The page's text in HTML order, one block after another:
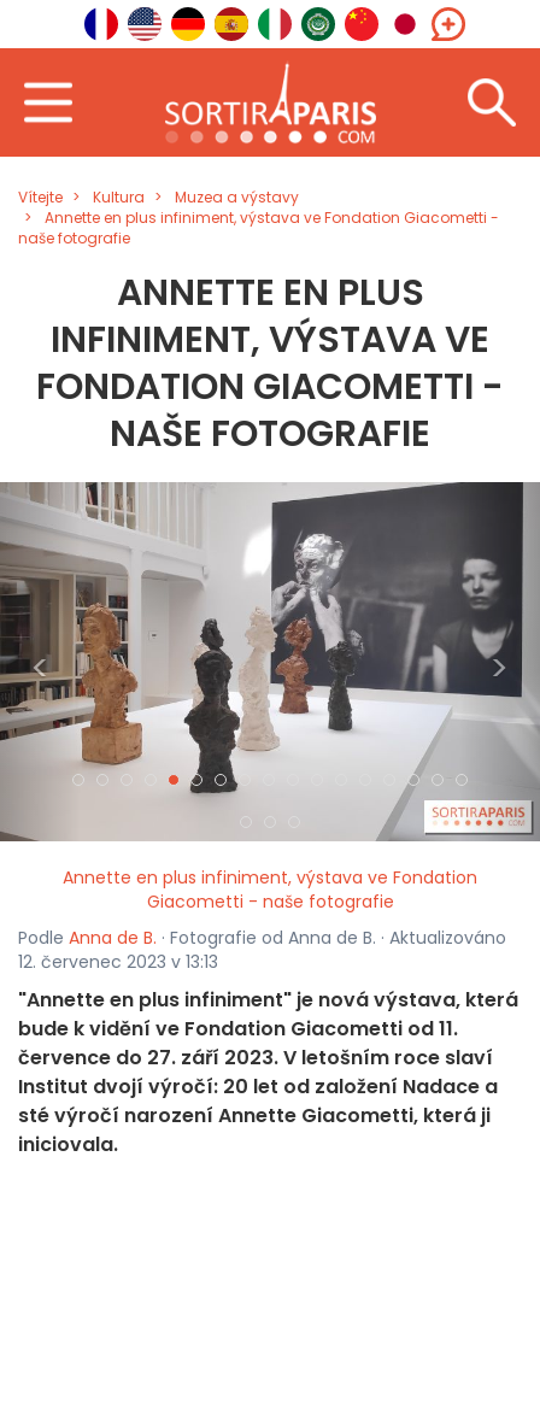
Vítejte Kultura
Muzea a výstavy
Annette en plus infiniment, výstava ve Fondation Giacometti -
naše fotografie
ANNETTE EN PLUS
INFINIMENT, VÝSTAVA VE
FONDATION GIACOMETTI -
NAŠE FOTOGRAFIE
< >
Annette en plus infiniment, výstava ve Fondation
Giacometti - naše fotografie
Podle Anna de B. · Fotografie od Anna de B. · Aktualizováno
12. červenec 2023 v 13:13
"Annette en plus infiniment" je nová výstava, která
bude k vidění ve Fondation Giacometti od 11.
července do 27. září 2023. V letošním roce slaví
Institut dvojí výročí: 20 let od založení Nadace a
sté výročí narození Annette Giacometti, která ji
iniciovala.